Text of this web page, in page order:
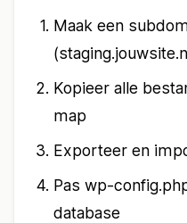
Maak een
Kopieer alle
map
Exporteer en
Pas wp-
database